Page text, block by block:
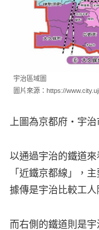
宇治區域圖
圖片來源：https://
上圖為京都府・宇
以通過宇治的鐵道
「近鐵京都線」，
據傳是宇治比較工人
而右側的鐵道則是